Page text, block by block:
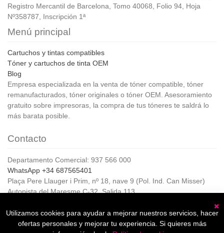
Registro Mercantil de Barcelona, Tomo 40068, Folio 94, Hoja
Nº358787, Inscripción 1ª
Menú principal
Cartuchos y tintas compatibles
Tóner y cartuchos de tinta OEM
Blog
Empresa especializada en la venta de tóner compatible, tóner
remanufacturados, tóner originales o tóner OEM. Asesoramiento
gratuito sobre impresoras, la compra de tus tóneres te saldrá lo
más barata posible.
Contacto
Departamento Comercial: 937 566 000
WhatsApp +34 687565401
Plaça Pere Llauger i Prim, nº 18, nave 9 (Pol. Ind. Can Misser)
Autopista del Maresme C-32, Salida 113
Horario de Atención al cliente:
De lunes a jueves de 8:00 a 17:00,
Utilizamos cookies para ayudar a mejorar nuestros servicios, hacer
ofertas personales y mejorar tu experiencia. Si quieres más